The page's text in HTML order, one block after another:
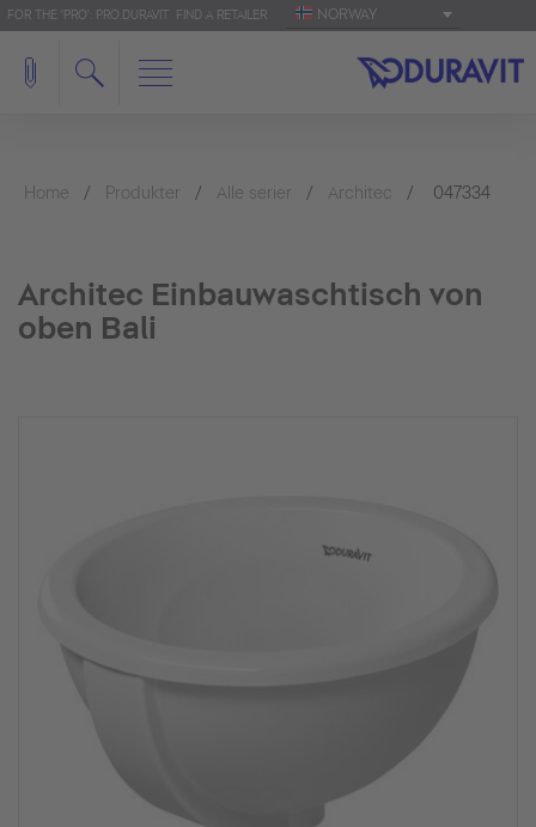
FOR THE 'PRO': PRO.DURAVIT FIND A RETAILER NORWAY
Home Produkter Alle serier Architec 047334
Architec Einbauwaschtisch von
oben Bali